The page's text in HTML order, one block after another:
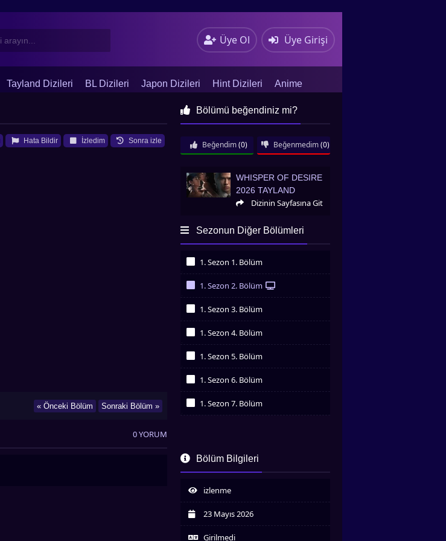
Üye Ol Üye Girişi
Tayland Dizileri BL Dizileri Japon Dizileri Hint Dizileri Anime
Sonra izle
İzledim
Hata Bildir
Sonraki Bölüm »
« Önceki Bölüm
Bölümü beğendiniz mi?
Beğendim (0) Beğenmedim (0)
Whisper of Desire 2026 Tayland
WHISPER OF DESIRE
2026 TAYLAND
Dizinin Sayfasına Git
Sezonun Diğer Bölümleri
1. Sezon 1. Bölüm
1. Sezon 2. Bölüm
1. Sezon 3. Bölüm
1. Sezon 4. Bölüm
1. Sezon 5. Bölüm
1. Sezon 6. Bölüm
1. Sezon 7. Bölüm
Bölüm Bilgileri
izlenme
23 Mayıs 2026
Girilmedi
0 YORUM